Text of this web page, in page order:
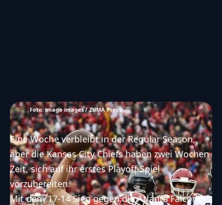
Foto: imago images / ZUMA Press
Eine Woche verbleibt in der Regular Season,
aber die Kansas CityChiefshaben zwei Wochen
Zeit, sich auf ihr erstes Playoff-Spiel
vorzubereiten.
Mit dem 17-14 Sieg gegen dieAtlanta Falcons